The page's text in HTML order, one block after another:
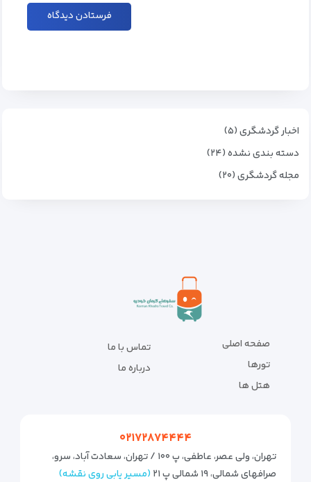
اخبار گردشگری (۵)
دسته بندی نشده (۲۴)
مجله گردشگری (۲۰)
صفحه اصلی
تورها
هتل ها
تماس با ما
درباره ما
۰۲۱۷۲۸۷۴۴۴۴
تهران، ولی عصر، عاطفی، پ ۱۰۰ / تهران، سعادت آباد، سرو،
صرافهای شمالی، ۱۹ شمالی پ ۲۱
(مسیر یابی روی نقشه)